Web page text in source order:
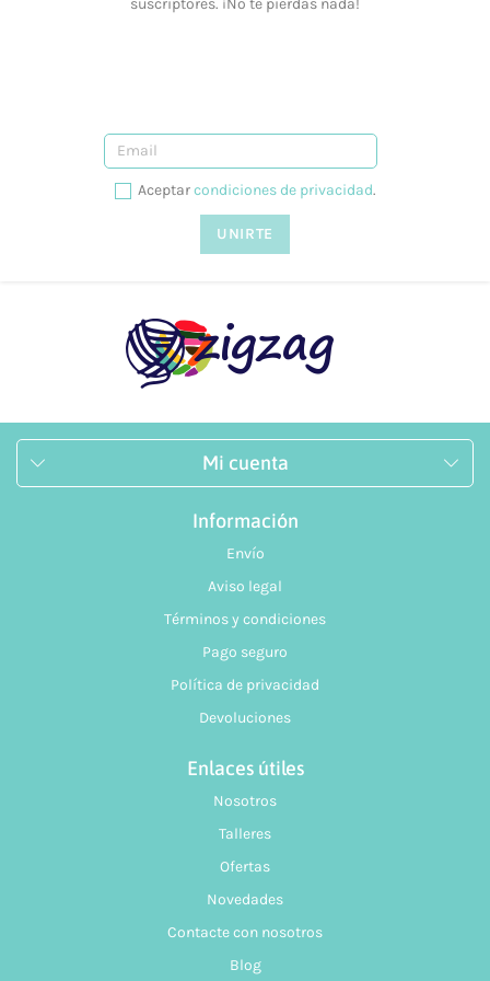
¿Prestáis asesoramiento?
Sí, te podemos ayudar en lo que necesites. Resolvemos tus
formulario de contacto.
suscriptores. ¡No te pierdas nada!
Aceptarcondiciones de privacidad.
Mi cuenta
Información
Envío
Aviso legal
Términos y condiciones
Pago seguro
Política de privacidad
Devoluciones
Enlaces útiles
Nosotros
Talleres
Ofertas
Novedades
Contacte con nosotros
Blog